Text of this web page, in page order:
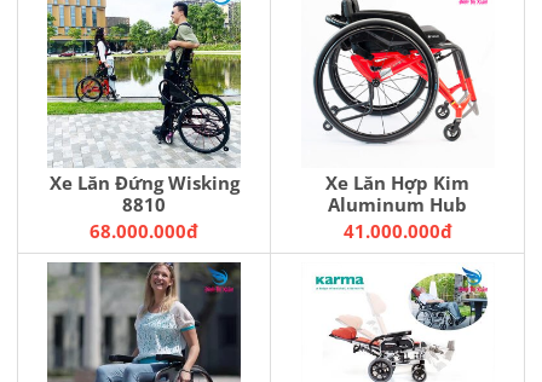
Xe Lăn Đứng Wisking
8810
68.000.000đ
Xe Lăn Hợp Kim
Aluminum Hub
41.000.000đ